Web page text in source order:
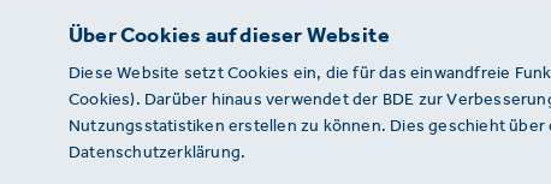
Über Cookies auf dieser Website
Diese Website setzt Cookies ein, die für das einwandfreie
Cookies). Darüber hinaus verwendet der BDE zur
Nutzungsstatistiken erstellen zu können. Dies geschieht über
Datenschutzerklärung.